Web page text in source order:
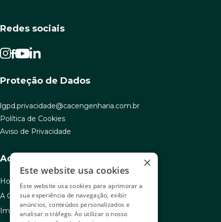
Redes sociais
Proteção de Dados
lgpd.privacidade@cacengenharia.com.br
Política de Cookies
Aviso de Privacidade
Acesso rápido
Home
A C.A.C
Imóveis à venda
×
Este website usa cookies
Este website usa cookies para aprimorar a
sua experiência de navegação, exibir
anúncios, conteúdos personalizados e
analisar o tráfego. Ao utilizar o nosso